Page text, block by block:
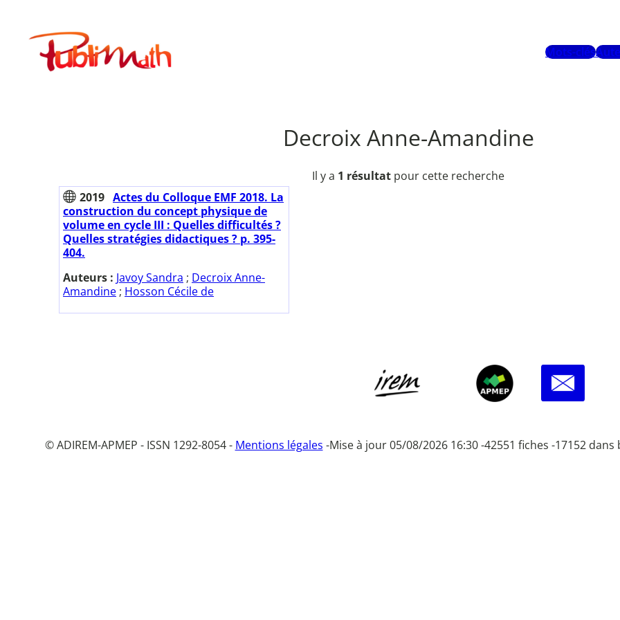
contenuPublimath
Mots-clés
Decroix Anne-Amandine
Il y a 1 résultat pour cette recherche
2019 Actes du Colloque EMF 2018. La
construction du concept physique de
volume en cycle III : Quelles difficultés ?
Quelles stratégies didactiques ? p. 395-
404.
Auteurs : Javoy Sandra ; Decroix Anne-
Amandine ; Hosson Cécile de
© ADIREM-APMEP - ISSN 1292-8054 - Mentions légales -Mise à jour 05/08/2026 16:30 -42551 fiches -17152